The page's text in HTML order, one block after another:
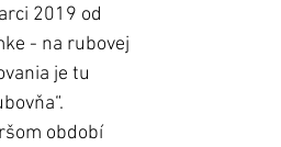
2019 od
- na rubovej
je tu
období